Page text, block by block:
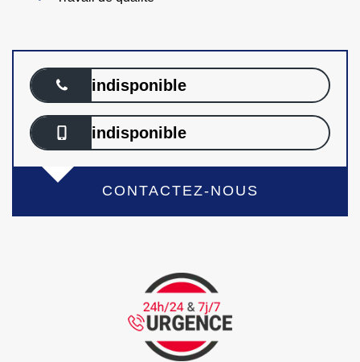
indisponible
indisponible
CONTACTEZ-NOUS